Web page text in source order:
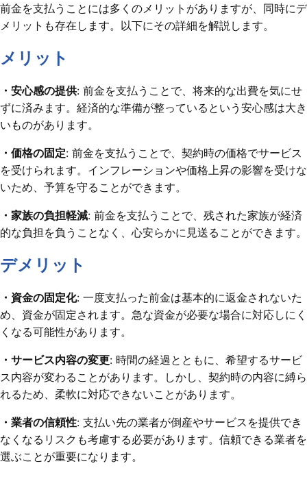
前金を支払うことには多くのメリットがありますが、同時にデ
メリットも存在します。以下にその詳細を解説します。
メリット
・安心感の提供: 前金を支払うことで、将来的な出費を気にせ
ずに済みます。経済的な準備が整っているという安心感は大き
いものがあります。
・価格の固定: 前金を支払うことで、契約時の価格でサービス
を受けられます。インフレーションや価格上昇の影響を受けな
いため、予算を守ることができます。
・家族の負担軽減: 前金を支払うことで、残された家族が経済
的な負担を負うことなく、心安らかに見送ることができます。
デメリット
・資金の固定化: 一度支払った前金は基本的に返金されないた
め、資金が固定されます。急な資金が必要な場合に対応しにく
くなる可能性があります。
・サービス内容の変更: 時間の経過とともに、希望するサービ
ス内容が変わることがあります。しかし、契約時の内容に縛ら
れるため、柔軟に対応できないことがあります。
・業者の信頼性: 支払い先の業者が倒産やサービスを提供でき
なくなるリスクも考慮する必要があります。信頼できる業者を
選ぶことが重要になります。